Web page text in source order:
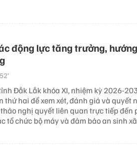
động lực tăng trưởng,
Đắk Lắk khóa XI, nhiệm kỳ 2026-
thứ hai để xem xét, đánh giá và quyết
nghị quyết liên quan trực tiếp đến
tổ chức bộ máy và đảm bảo an sinh